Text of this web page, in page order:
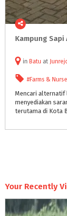
Kampung Sapi
in Batu at
#Farms &
Mencari alternatif
menyediakan
Your Recently